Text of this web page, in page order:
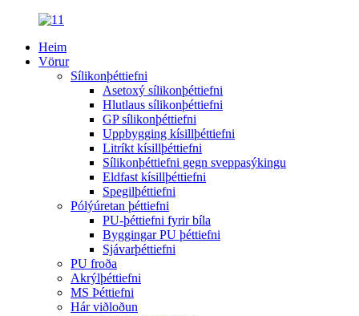
Heim
Vörur
Sílikonþéttiefni
Asetoxý sílikonþéttiefni
Hlutlaus sílikonþéttiefni
GP sílikonþéttiefni
Uppbygging kísillþéttiefni
Litríkt kísillþéttiefni
Sílikonþéttiefni gegn sveppasýkingu
Eldfast kísillþéttiefni
Spegilþéttiefni
Pólýúretan þéttiefni
PU-þéttiefni fyrir bíla
Byggingar PU þéttiefni
Sjávarþéttiefni
PU froða
Akrýlþéttiefni
MS Þéttiefni
Hár viðloðun